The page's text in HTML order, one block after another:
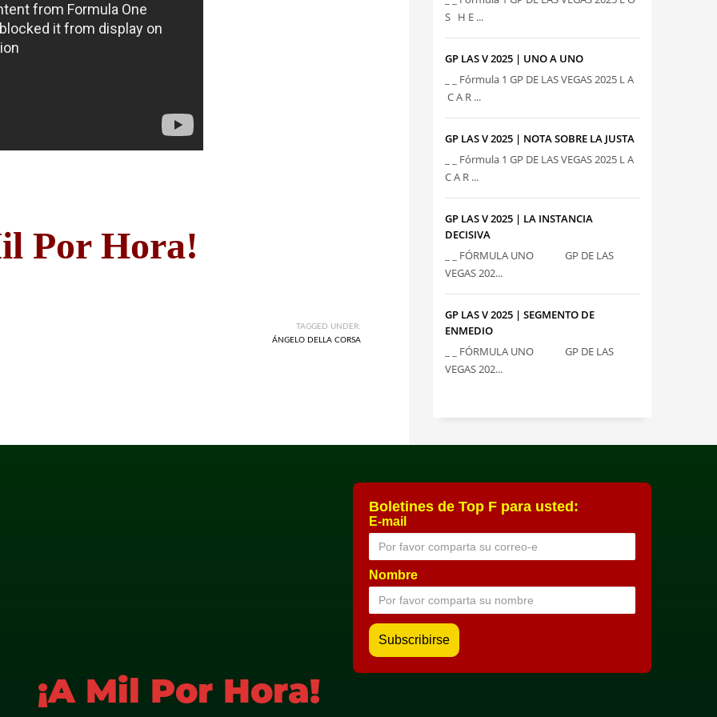
Por Hora!
TAGGED UNDER:
ÁNGELO DELLA CORSA
S H E ...
GP LAS V 2025 | UNO A UNO
_ _ Fórmula 1 GP DE LAS VEGAS 2025 L A
C A R ...
GP LAS V 2025 | NOTA SOBRE LA JUSTA
_ _ Fórmula 1 GP DE LAS VEGAS 2025 L A
C A R ...
GP LAS V 2025 | LA INSTANCIA
DECISIVA
_ _ FÓRMULA UNO GP DE LAS
VEGAS 202...
GP LAS V 2025 | SEGMENTO DE
ENMEDIO
_ _ FÓRMULA UNO GP DE LAS
VEGAS 202...
Boletines de Top F para usted:
E-mail
Nombre
¡A Mil Por Hora!